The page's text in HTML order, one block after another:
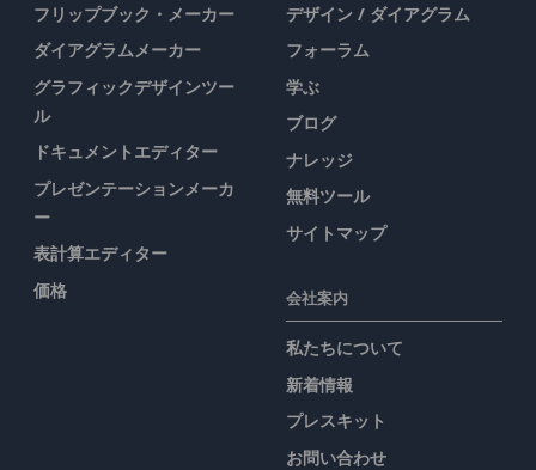
フリップブック・メーカー
ダイアグラムメーカー
グラフィックデザインツー
ル
ドキュメントエディター
プレゼンテーションメーカ
ー
表計算エディター
価格
デザイン / ダイアグラム
フォーラム
学ぶ
ブログ
ナレッジ
無料ツール
サイトマップ
会社案内
私たちについて
新着情報
プレスキット
お問い合わせ